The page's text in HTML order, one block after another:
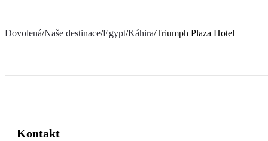
Dovolená/Naše destinace/Egypt/Káhira/Triumph Plaza Hotel
Kontakt